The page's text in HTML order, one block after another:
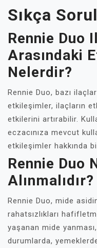
Sıkça
Rennie Duo
Arasındaki
Nelerdir?
Rennie Duo, bazı
etkileşimler, ilaçların
etkilerini artırabilir.
eczacınıza mevcut
etkileşimler hakkında
Rennie Duo
Alınmalıdır?
Rennie Duo, mide
rahatsızlıkları
yaşanan mide
durumlarda,